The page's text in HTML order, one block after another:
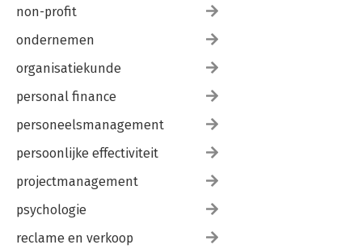
non-profit
ondernemen
organisatiekunde
personal finance
personeelsmanagement
persoonlijke effectiviteit
projectmanagement
psychologie
reclame en verkoop